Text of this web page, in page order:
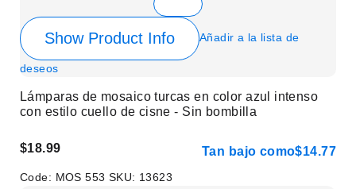
Show Product Info Añadir a la lista de
deseos
Lámparas de mosaico turcas en color azul intenso
con estilo cuello de cisne - Sin bombilla
$18.99 Tan bajo como$14.77
Code: MOS 553 SKU: 13623